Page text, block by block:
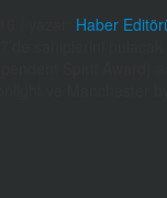
Haber